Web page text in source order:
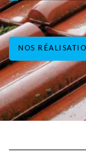
NOS